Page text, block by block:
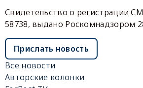
Свидетельство о регистрации
58738, выдано Роскомнадзором
Прислать новость
Все новости
Авторские колонки